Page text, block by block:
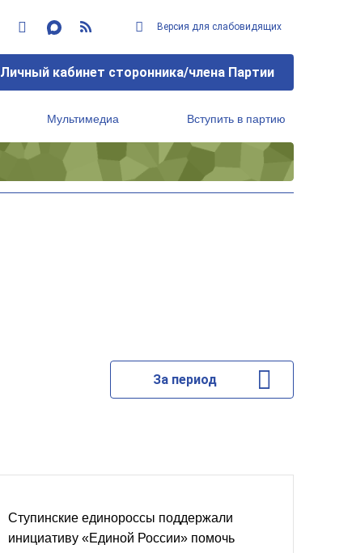
Версия для слабовидящих
Личный кабинет сторонника/члена Партии
Мультимедиа Вступить в партию
За период
Ступинские единороссы поддержали
инициативу «Единой России» помочь